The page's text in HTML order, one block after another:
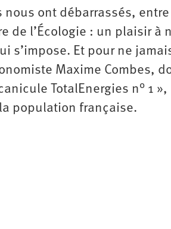
nous ont débarrassés,
de l’Écologie : un plaisir à
s’impose. Et pour ne
Maxime Combes,
TotalEnergies n° 1
population française.